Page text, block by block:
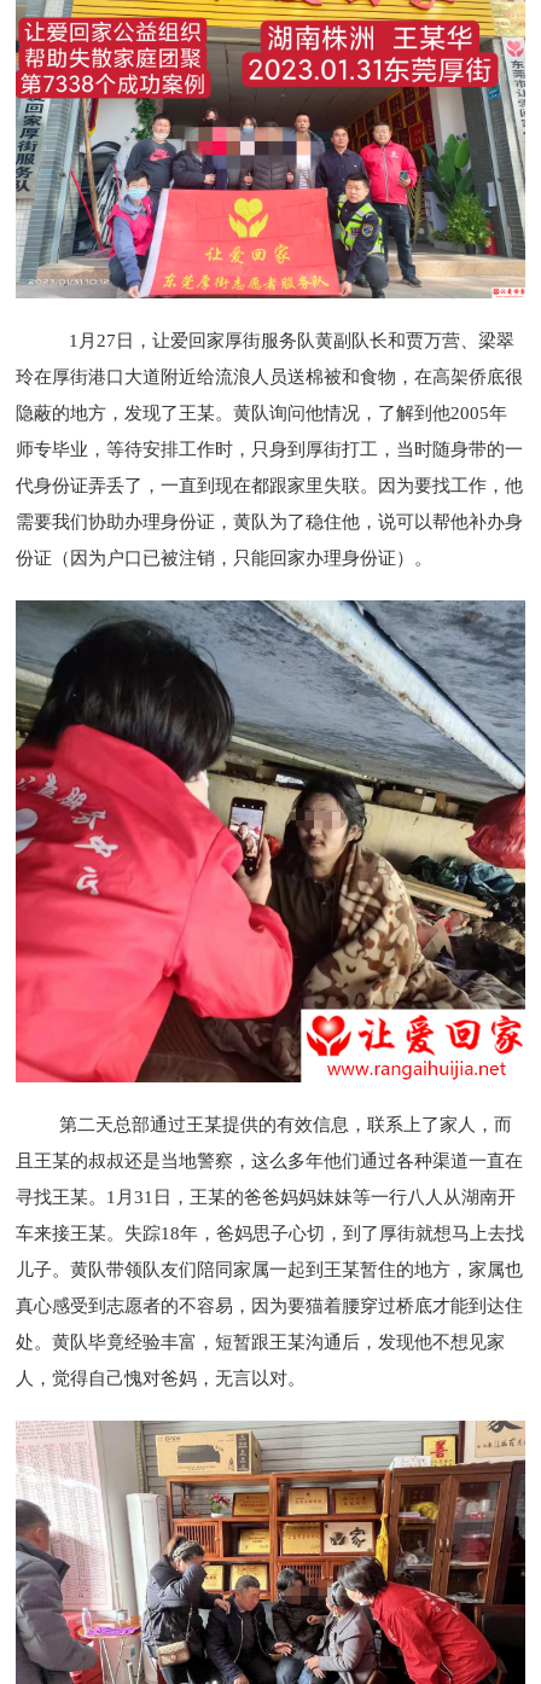
1月27日，让爱回家厚街服务队黄副队长和贾万营、梁翠
玲在厚街港口大道附近给流浪人员送棉被和食物，在高架侨底很
隐蔽的地方，发现了王某。黄队询问他情况，了解到他2005年
师专毕业，等待安排工作时，只身到厚街打工，当时随身带的一
代身份证弄丢了，一直到现在都跟家里失联。因为要找工作，他
需要我们协助办理身份证，黄队为了稳住他，说可以帮他补办身
份证（因为户口已被注销，只能回家办理身份证）。
第二天总部通过王某提供的有效信息，联系上了家人，而
且王某的叔叔还是当地警察，这么多年他们通过各种渠道一直在
寻找王某。1月31日，王某的爸爸妈妈妹妹等一行八人从湖南开
车来接王某。失踪18年，爸妈思子心切，到了厚街就想马上去找
儿子。黄队带领队友们陪同家属一起到王某暂住的地方，家属也
真心感受到志愿者的不容易，因为要猫着腰穿过桥底才能到达住
处。黄队毕竟经验丰富，短暂跟王某沟通后，发现他不想见家
人，觉得自己愧对爸妈，无言以对。